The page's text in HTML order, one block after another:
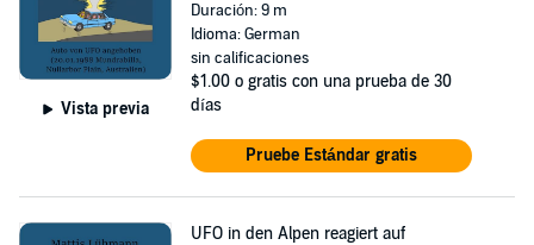
Vista previa
Duración: 9 m
Idioma: German
sin calificaciones
$1.00 o gratis con una prueba de 30
días
Pruebe Estándar gratis
UFO in den Alpen reagiert auf